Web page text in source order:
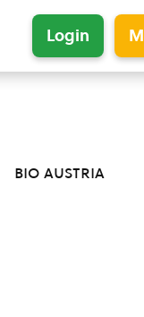
Login
bio austria